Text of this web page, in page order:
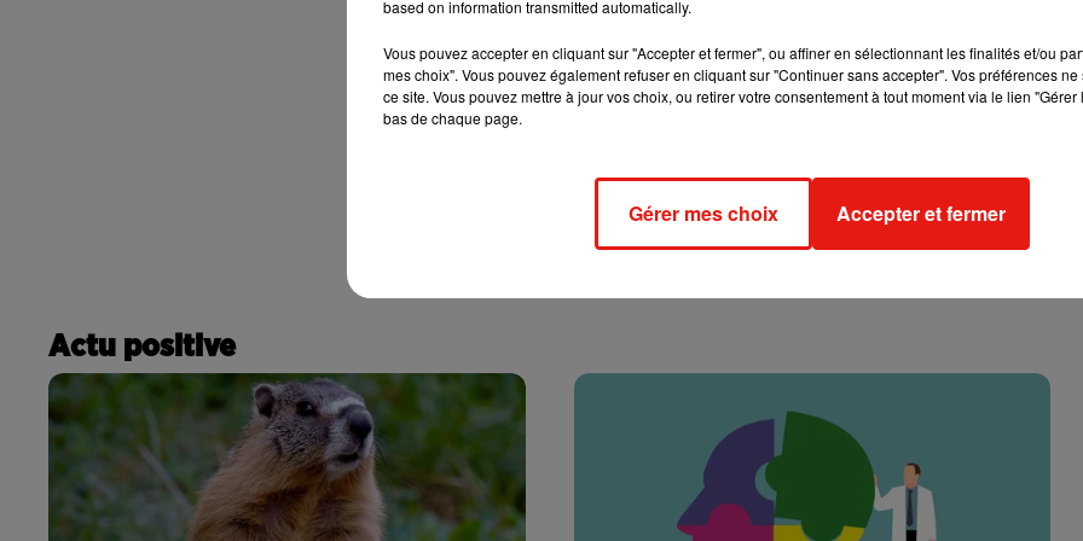
Actu positive
based on information transmitted automatically.
Vous pouvez accepter en cliquant sur "Accepter et fermer", ou affiner en sélectionnant les finalités et/ou
mes choix". Vous pouvez également refuser en cliquant sur "Continuer sans accepter". Vos préférences
ce site. Vous pouvez mettre à jour vos choix, ou retirer votre consentement à tout moment via le lien
bas de chaque page.
Gérer mes choix Accepter et fermer